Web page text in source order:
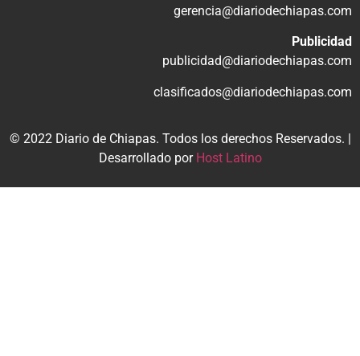
gerencia@diariodechiapas.com
Publicidad
publicidad@diariodechiapas.com
clasificados@diariodechiapas.com
© 2022 Diario de Chiapas. Todos los derechos Reservados. |
Desarrollado por Host Latino